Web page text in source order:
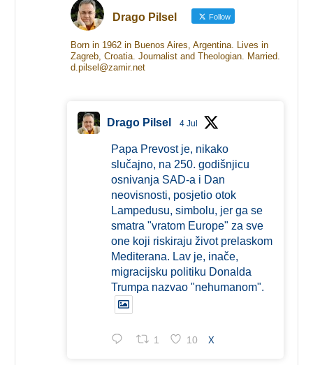
Drago Pilsel Follow
Born in 1962 in Buenos Aires, Argentina. Lives in
Zagreb, Croatia. Journalist and Theologian. Married.
d.pilsel@zamir.net
Drago Pilsel 4 Jul
Papa Prevost je, nikako
slučajno, na 250. godišnjicu
osnivanja SAD-a i Dan
neovisnosti, posjetio otok
Lampedusu, simbolu, jer ga se
smatra "vratom Europe" za sve
one koji riskiraju život prelaskom
Mediterana. Lav je, inače,
migracijsku politiku Donalda
Trumpa nazvao "nehumanom".
1 10 X